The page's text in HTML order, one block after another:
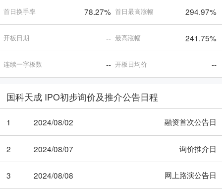
首日换手率 78.27% 首日最高涨幅 294.97%
开板日期 -- 最高涨幅 241.75%
连续一字板数 -- 开板日均价 --
国科天成 IPO初步询价及推介公告日程
1 2024/08/02 融资首次公告日
2 2024/08/07 询价推介日
3 2024/08/08 网上路演公告日